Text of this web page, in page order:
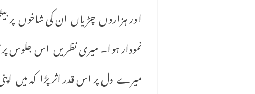
اور ہزاروں چڑیاں ان کی شاخوں
نمودار ہوا۔ میری نظریں اس جلوس
میرے دل پر اس قدر اثر پڑا کہ میں